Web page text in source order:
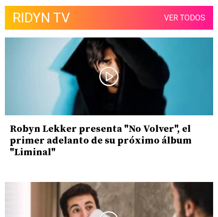
RIDYN TV VER TODOS
Robyn Lekker presenta "No Volver", el
primer adelanto de su próximo álbum
"Liminal"